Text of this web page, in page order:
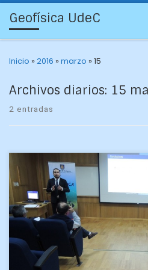
Geofísica UdeC
Inicio »2016 »marzo »15
Archivos diarios: 15
2 entradas
El día lunes 14 de marzo se
Habilitación Profesional (HP) de
Peranchiguay y Matías Guzmán